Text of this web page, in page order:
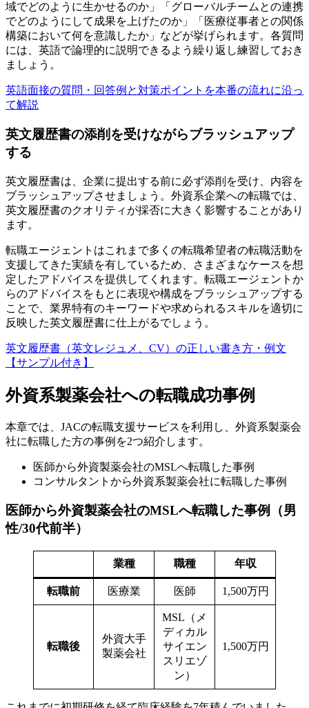
域でどのように生かせるのか」「グローバルチームとの連携
でどのようにして成果を上げたのか」「医療従事者との関係
構築において何を意識したか」などが挙げられます。各質問
には、英語で論理的に説明できるよう繰り返し練習しておき
ましょう。
英語面接の質問・回答例と対策ポイントを本番の流れに沿っ
て解説
英文履歴書の添削を受けながらブラッシュアップ
する
英文履歴書は、企業に提出する前に必ず添削を受け、内容を
ブラッシュアップさせましょう。外資系企業への転職では、
英文履歴書のクオリティが採否に大きく影響することがあり
ます。
転職エージェントはこれまで多くの転職希望者の転職活動を
支援してきた実績を有しているため、さまざまなケースを想
定したアドバイスを提供してくれます。転職エージェントか
らのアドバイスをもとに表現や構成をブラッシュアップする
ことで、業界特有のキーワードや求められるスキルを適切に
反映した英文履歴書に仕上がるでしょう。
英文履歴書（英文レジュメ、CV）の正しい書き方・例文
【サンプル付き】
外資系製薬会社への転職成功事例
本章では、JACの転職支援サービスを利用し、外資系製薬会
社に転職した方の事例を2つ紹介します。
医師から外資製薬会社のMSLへ転職した事例
コンサルタントから外資系製薬会社に転職した事例
医師から外資製薬会社のMSLへ転職した事例（男
性/30代前半）
業種 職種 年収
転職前 医療業 医師 1,500万円
転職後
外資大手
製薬会社
MSL（メ
ディカル
サイエン
スリエゾ
ン）
1,500万円